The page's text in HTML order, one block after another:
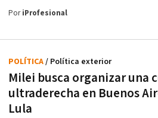
PoriProfesional
Milei busca organizar una
ultraderecha en Buenos
Lula
POLÍTICA/ Política exterior